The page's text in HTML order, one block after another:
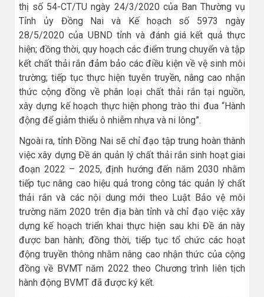
thị số 54-CT/TU ngày 24/3/2020 của Ban Thường vụ
Tỉnh ủy Đồng Nai và Kế hoạch số 5973 ngày
28/5/2020 của UBND tỉnh và đánh giá kết quả thực
hiện; đồng thời, quy hoạch các điểm trung chuyển và tập
kết chất thải rắn đảm bảo các điều kiện về vệ sinh môi
trường; tiếp tục thực hiện tuyên truyền, nâng cao nhận
thức cộng đồng về phân loại chất thải rắn tại nguồn,
xây dựng kế hoạch thực hiện phong trào thi đua “Hành
động để giảm thiểu ô nhiễm nhựa và ni lông”.
Ngoài ra, tỉnh Đồng Nai sẽ chỉ đạo tập trung hoàn thành
việc xây dựng Đề án quản lý chất thải rắn sinh hoạt giai
đoạn 2022 – 2025, định hướng đến năm 2030 nhằm
tiếp tục nâng cao hiệu quả trong công tác quản lý chất
thải rắn và các nội dung mới theo Luật Bảo vệ môi
trường năm 2020 trên địa bàn tỉnh và chỉ đạo việc xây
dựng kế hoạch triển khai thực hiện sau khi Đề án này
được ban hành; đồng thời, tiếp tục tổ chức các hoạt
động truyền thông nhằm nâng cao nhận thức của cộng
đồng về BVMT năm 2022 theo Chương trình liên tịch
hành động BVMT đã được ký kết.